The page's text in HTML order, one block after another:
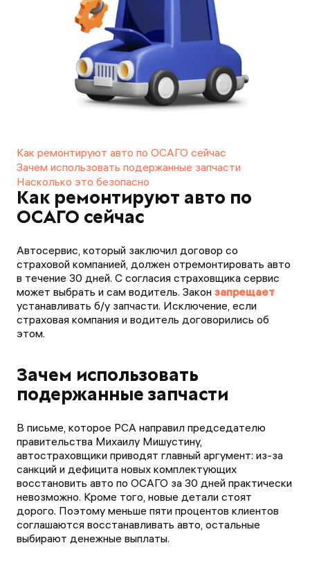
Как ремонтируют авто по ОСАГО сейчас
Зачем использовать подержанные запчасти
Насколько это безопасно
Как ремонтируют авто по
ОСАГО сейчас
Автосервис, который заключил договор со
страховой компанией, должен отремонтировать авто
в течение 30 дней. С согласия страховщика сервис
может выбрать и сам водитель. Закон запрещает
устанавливать б/у запчасти. Исключение, если
страховая компания и водитель договорились об
этом.
Зачем использовать
подержанные запчасти
В письме, которое РСА направил председателю
правительства Михаилу Мишустину,
автостраховщики приводят главный аргумент: из-за
санкций и дефицита новых комплектующих
восстановить авто по ОСАГО за 30 дней практически
невозможно. Кроме того, новые детали стоят
дорого. Поэтому меньше пяти процентов клиентов
соглашаются восстанавливать авто, остальные
выбирают денежные выплаты.